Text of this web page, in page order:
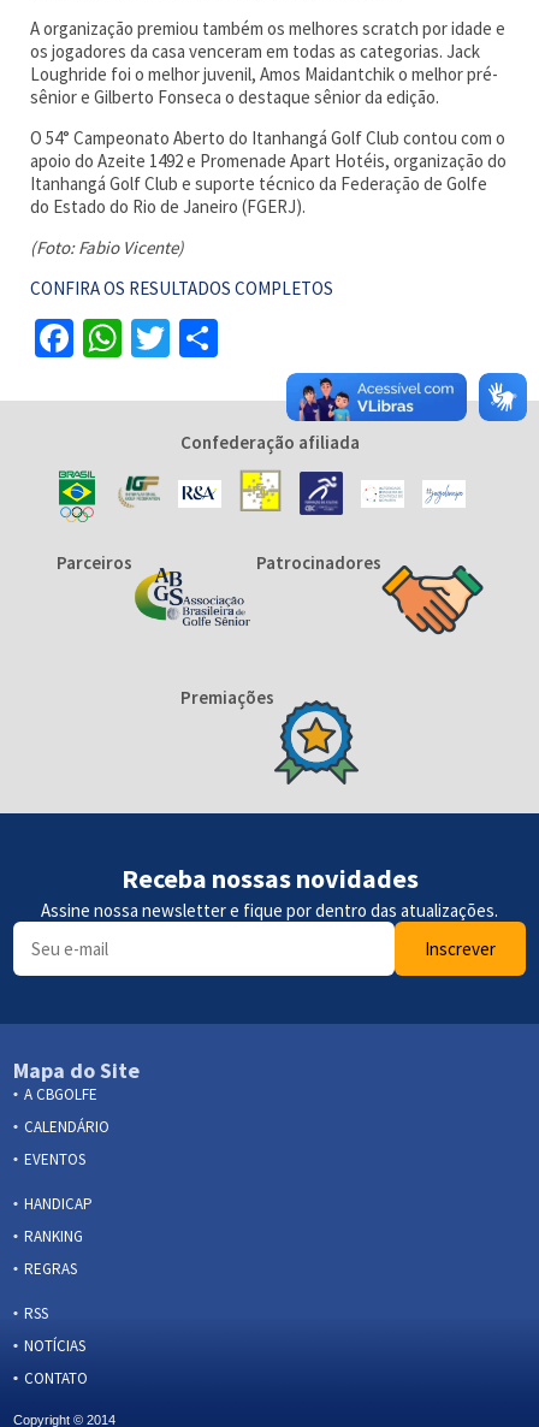
A organização premiou também os melhores scratch por idade e
os jogadores da casa venceram em todas as categorias. Jack
Loughride foi o melhor juvenil, Amos Maidantchik o melhor pré-
sênior e Gilberto Fonseca o destaque sênior da edição.
O 54° Campeonato Aberto do Itanhangá Golf Club contou com o
apoio do Azeite 1492 e Promenade Apart Hotéis, organização do
Itanhangá Golf Club e suporte técnico da Federação de Golfe
do Estado do Rio de Janeiro (FGERJ).
(Foto: Fabio Vicente)
CONFIRA OS RESULTADOS COMPLETOS
Facebook
WhatsApp
Twitter
Confederação afiliada
Parceiros Patrocinadores
Premiações
Receba nossas novidades
Assine nossa newsletter e fique por dentro das atualizações.
Inscrever
Mapa do Site
A CBGOLFE
CALENDÁRIO
EVENTOS
HANDICAP
RANKING
REGRAS
RSS
NOTÍCIAS
CONTATO
Copyright © 2014